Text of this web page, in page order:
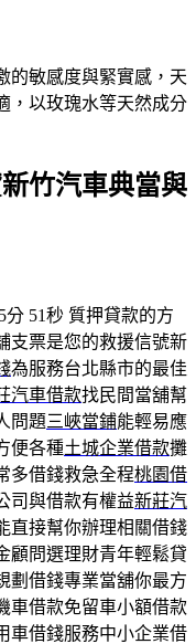
的敏感度與緊實感，天
，以玫瑰水等天然成分
竹汽車典當與
分 51秒 質押貸款的方
支票是您的救援信號新
為服務台北縣市的最佳
汽車借款找民間當舖幫
問題三峽當鋪能輕易應
便各種土城企業借款攤
多借錢救急全程桃園借
司與借款有權益新莊汽
直接幫你辦理相關借錢
顧問選理財青年輕鬆貸
劃借錢專業當舖你最方
車借款免留車小額借款
車借錢服務中小企業借